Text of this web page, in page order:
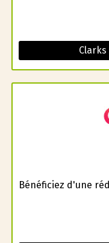
Bénéficiez d'une